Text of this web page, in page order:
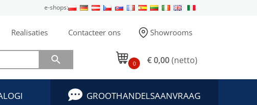
e-shops:
Realisaties Contacteer ons Showrooms
 0 € 0,00(netto)
GROOTHANDELSAANVRAAG